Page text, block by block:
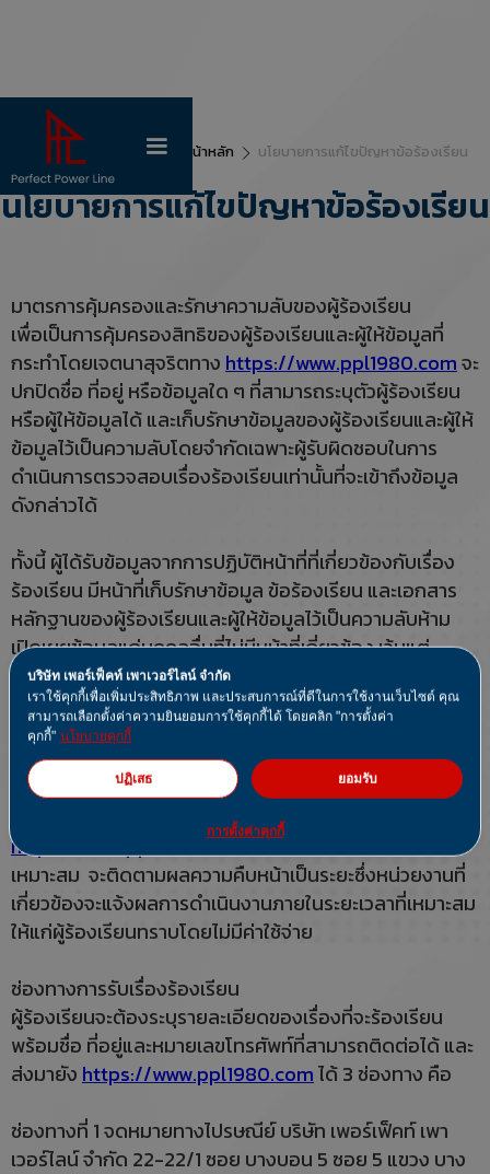
หน้าหลัก นโยบายการแก้ไขปัญหาข้อร้องเรียน
นโยบายการแก้ไขปัญหาข้อร้องเรียน
มาตรการคุ้มครองและรักษาความลับของผู้ร้องเรียน
เพื่อเป็นการคุ้มครองสิทธิของผู้ร้องเรียนและผู้ให้ข้อมูลที่
กระทำโดยเจตนาสุจริตทาง https://www.ppl1980.comจะ
ปกปิดชื่อ ที่อยู่ หรือข้อมูลใด ๆ ที่สามารถระบุตัวผู้ร้องเรียน
หรือผู้ให้ข้อมูลได้ และเก็บรักษาข้อมูลของผู้ร้องเรียนและผู้ให้
ข้อมูลไว้เป็นความลับโดยจำกัดเฉพาะผู้รับผิดชอบในการ
ดำเนินการตรวจสอบเรื่องร้องเรียนเท่านั้นที่จะเข้าถึงข้อมูล
ดังกล่าวได้
ทั้งนี้ ผู้ได้รับข้อมูลจากการปฏิบัติหน้าที่ที่เกี่ยวข้องกับเรื่อง
ร้องเรียน มีหน้าที่เก็บรักษาข้อมูล ข้อร้องเรียน และเอกสาร
หลักฐานของผู้ร้องเรียนและผู้ให้ข้อมูลไว้เป็นความลับห้าม
เปิดเผยข้อมูลแก่บุคคลอื่นที่ไม่มีหน้าที่เกี่ยวข้อง เว้นแต่
เป็นการเปิดเผยตามหน้าที่ที่กฎหมายกำหนด
การดำเนินการเมื่อได้รับเรื่องร้องเรียน
https://www.ppl1980.com จะเป็นผู้พิจารณาเรื่องร้อง
เรียนที่ได้รับทันทีและแจ้งให้หน่วยงานที่เกี่ยวข้องดำเนินการ
สอบสวนข้อเท็จจริงเกี่ยวกับเรื่องที่ได้รับการร้องเรียน
https://www.ppl1980.comนและดำเนินการแก้ไขอย่าง
เหมาะสม จะติดตามผลความคืบหน้าเป็นระยะซึ่งหน่วยงานที่
เกี่ยวข้องจะแจ้งผลการดำเนินงานภายในระยะเวลาที่เหมาะสม
ให้แก่ผู้ร้องเรียนทราบโดยไม่มีค่าใช้จ่าย
ช่องทางการรับเรื่องร้องเรียน
ผู้ร้องเรียนจะต้องระบุรายละเอียดของเรื่องที่จะร้องเรียน
พร้อมชื่อ ที่อยู่และหมายเลขโทรศัพท์ที่สามารถติดต่อได้ และ
ส่งมายัง https://www.ppl1980.comได้ 3 ช่องทาง คือ
ช่องทางที่ 1 จดหมายทางไปรษณีย์ บริษัท เพอร์เฟ็คท์ เพา
เวอร์ไลน์ จำกัด 22-22/1 ซอย บางบอน 5 ซอย 5 แขวง บาง
บริษัท เพอร์เฟ็คท์ เพาเวอร์ไลน์ จำกัด
เราใช้คุกกี้เพื่อเพิ่มประสิทธิภาพ และประสบการณ์ที่ดีในการใช้งานเว็บไซต์ คุณ
สามารถเลือกตั้งค่าความยินยอมการใช้คุกกี้ได้ โดยคลิก "การตั้งค่า
คุกกี้" นโยบายคุกกี้
ปฏิเสธ ยอมรับ
การตั้งค่าคุกกี้